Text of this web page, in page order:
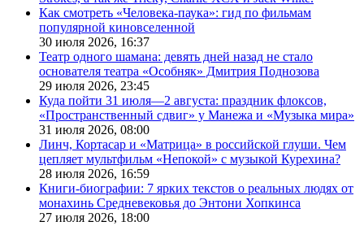
Как смотреть «Человека-паука»: гид по фильмам
популярной киновселенной
30 июля 2026, 16:37
Театр одного шамана: девять дней назад не стало
основателя театра «Особняк» Дмитрия Поднозова
29 июля 2026, 23:45
Куда пойти 31 июля—2 августа: праздник флоксов,
«Пространственный сдвиг» у Манежа и «Музыка мира»
31 июля 2026, 08:00
Линч, Кортасар и «Матрица» в российской глуши. Чем
цепляет мультфильм «Непокой» с музыкой Курехина?
28 июля 2026, 16:59
Книги-биографии: 7 ярких текстов о реальных людях от
монахинь Средневековья до Энтони Хопкинса
27 июля 2026, 18:00